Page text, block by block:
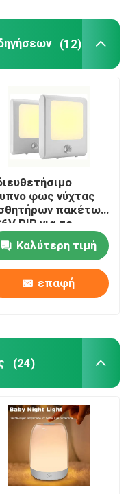
(12)
φως νύχτας
πακέτων
PIR για το
γκαράζ
Καλύτερη τιμή
επαφή
(24)